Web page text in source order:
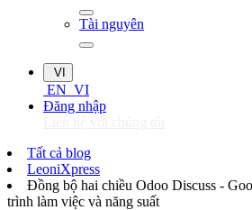
Tài nguyên
VI
EN VI
Đăng nhập
Tất cả blog
LeoniXpress
Đồng bộ hai chiều Odoo Discuss -
trình làm việc và năng suất